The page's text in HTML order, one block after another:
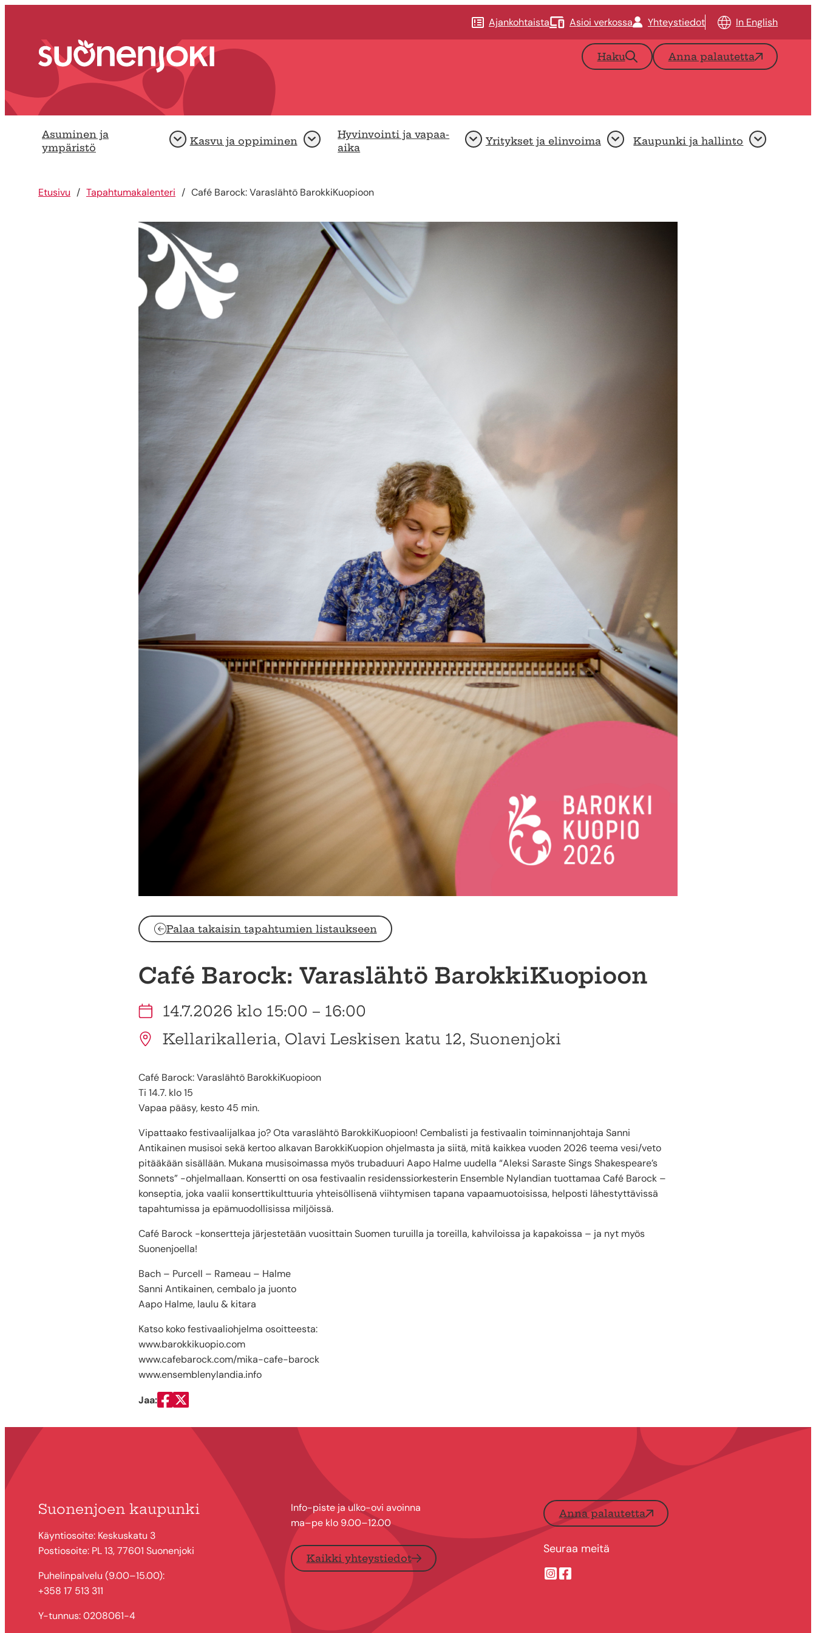
Ajankohtaista
Asioi verkossa Yhteystiedot In English
Etusivu
Haku Anna palautetta
Asuminen ja
ympäristö
AvaaKasvu ja oppiminen Avaa
Hyvinvointi ja vapaa-
aika
AvaaYritykset ja elinvoima AvaaKaupunki ja hallinto Avaa
Etusivu Tapahtumakalenteri Café Barock: Varaslähtö BarokkiKuopioon
Palaa takaisin tapahtumien listaukseen
Café Barock: Varaslähtö BarokkiKuopioon
14.7.2026 klo 15:00 – 16:00
Kellarikalleria, Olavi Leskisen katu 12, Suonenjoki
Café Barock: Varaslähtö BarokkiKuopioon
Ti 14.7. klo 15
Vapaa pääsy, kesto 45 min.
Vipattaako festivaalijalkaa jo? Ota varaslähtö BarokkiKuopioon! Cembalisti ja festivaalin toiminnanjohtaja Sanni
Antikainen musisoi sekä kertoo alkavan BarokkiKuopion ohjelmasta ja siitä, mitä kaikkea vuoden 2026 teema vesi/veto
pitääkään sisällään. Mukana musisoimassa myös trubaduuri Aapo Halme uudella “Aleksi Saraste Sings Shakespeare’s
Sonnets” -ohjelmallaan. Konsertti on osa festivaalin residenssiorkesterin Ensemble Nylandian tuottamaa Café Barock –
konseptia, joka vaalii konserttikulttuuria yhteisöllisenä viihtymisen tapana vapaamuotoisissa, helposti lähestyttävissä
tapahtumissa ja epämuodollisissa miljöissä.
Café Barock -konsertteja järjestetään vuosittain Suomen turuilla ja toreilla, kahviloissa ja kapakoissa – ja nyt myös
Suonenjoella!
Bach – Purcell – Rameau – Halme
Sanni Antikainen, cembalo ja juonto
Aapo Halme, laulu & kitara
Katso koko festivaaliohjelma osoitteesta:
www.barokkikuopio.com
www.cafebarock.com/mika-cafe-barock
www.ensemblenylandia.info
Jaa:
Jaa Facebookissa
Jaa Twitterissä
Suonenjoen kaupunki
Käyntiosoite: Keskuskatu 3
Postiosoite: PL 13, 77601 Suonenjoki
Puhelinpalvelu (9.00–15.00):
+358 17 513 311
Y-tunnus: 0208061-4
Info-piste ja ulko-ovi avoinna
ma–pe klo 9.00–12.00
Kaikki yhteystiedot
Anna palautetta
Seuraa meitä
Suonenjoen kaupungin Instragram
Suonenjoen kaupungin Facebook